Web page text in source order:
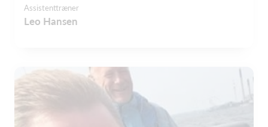
Assistenttræner
Leo Hansen